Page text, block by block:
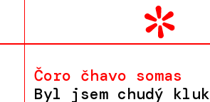
Čoro čhavo somas
Byl jsem chudý kluk